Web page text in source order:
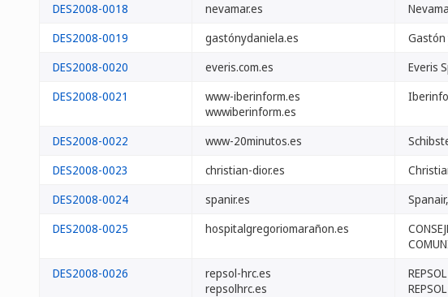
DES2008-0018 nevamar.es
DES2008-0019
gastónydaniela.es Gastón
DES2008-0020
everis.com.es Everis
DES2008-0021
www-iberinform.es
wwwiberinform.es
DES2008-0022 www-20minutos.es
DES2008-0023
christian-dior.es
DES2008-0024
spanir.es
DES2008-0025
hospitalgregoriomarañon.es
DES2008-0026
repsol-hrc.es
repsolhrc.es